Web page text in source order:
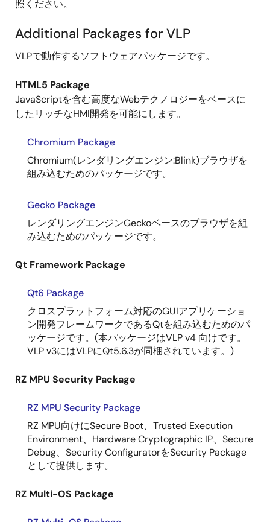
照ください。
Additional Packages for VLP
VLPで動作するソフトウェアパッケージです。
HTML5 Package
JavaScriptを含む高度なWebテクノロジーをベースに
したリッチなHMI開発を可能にします。
Chromium Package
Chromium(レンダリングエンジン:Blink)ブラウザを
組み込むためのパッケージです。
Gecko Package
レンダリングエンジンGeckoベースのブラウザを組
み込むためのパッケージです。
Qt Framework Package
Qt6 Package
クロスプラットフォーム対応のGUIアプリケーショ
ン開発フレームワークであるQtを組み込むためのパ
ッケージです。(本パッケージはVLP v4 向けです。
VLP v3にはVLPにQt5.6.3が同梱されています。)
RZ MPU Security Package
RZ MPU Security Package
RZ MPU向けにSecure Boot、Trusted Execution
Environment、Hardware Cryptographic IP、Secure
Debug、Security ConfiguratorをSecurity Package
として提供します。
RZ Multi-OS Package